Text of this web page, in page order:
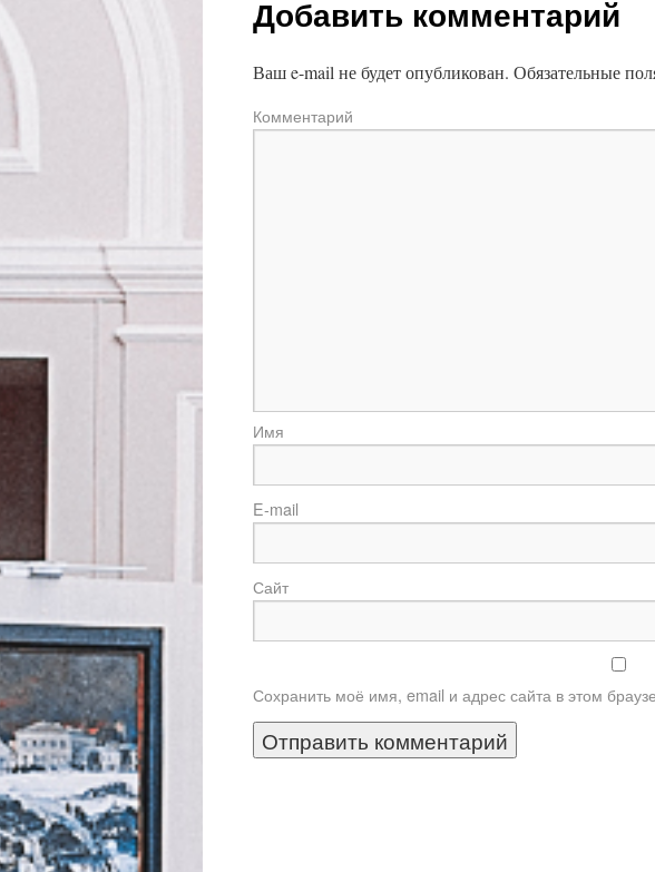
Добавить комментарий
Ваш e-mail не будет опубликован. Обязательные
Комментарий
E-
Сайт
Сохранить моё имя, email и адрес сайта в этом